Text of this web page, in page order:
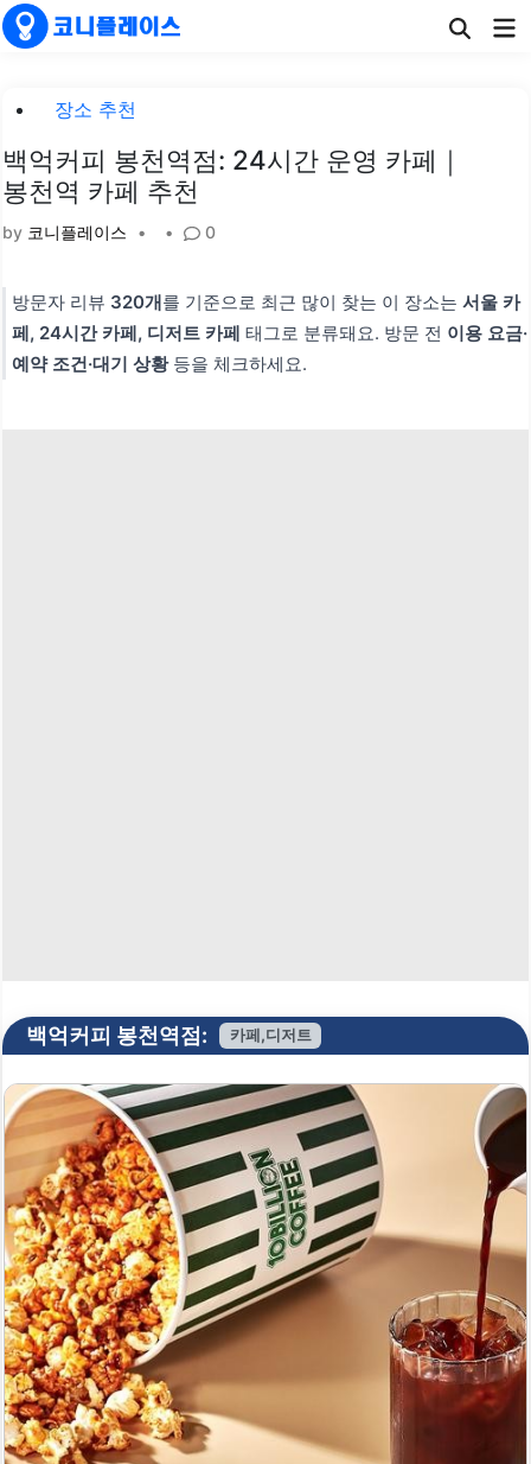
Skip
to
Posted장소 추천
백억커피 봉천역점: 24시간 운영 카페｜
봉천역 카페 추천
by 코니플레이스 • • 0
방문자 리뷰 320개를 기준으로 최근 많이 찾는 이 장소는서울 카
페, 24시간 카페, 디저트 카페 태그로 분류돼요. 방문 전 이용 요금·
예약 조건·대기 상황등을 체크하세요.
백억커피 봉천역점: 카페,디저트